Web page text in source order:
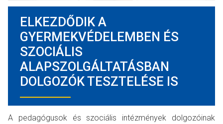
ELKEZDŐDIK A
GYERMEKVÉDELEMBEN ÉS
SZOCIÁLIS
ALAPSZOLGÁLTATÁSBAN
DOLGOZÓK TESZTELÉSE IS
A pedagógusok és szociális intézmények dolgozóinak